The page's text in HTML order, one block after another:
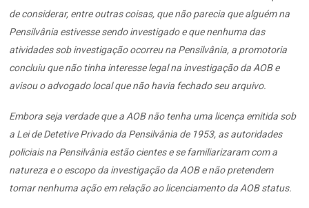
de considerar, entre outras coisas, que não parecia que alguém na
Pensilvânia estivesse sendo investigado e que nenhuma das
atividades sob investigação ocorreu na Pensilvânia, a promotoria
concluiu que não tinha interesse legal na investigação da AOB e
avisou o advogado local que não havia fechado seu arquivo.
Embora seja verdade que a AOB não tenha uma licença emitida sob
a Lei de Detetive Privado da Pensilvânia de 1953, as autoridades
policiais na Pensilvânia estão cientes e se familiarizaram com a
natureza e o escopo da investigação da AOB e não pretendem
tomar nenhuma ação em relação ao licenciamento da AOB status.